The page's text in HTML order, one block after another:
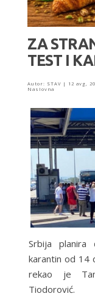
ZA
TEST I
Autor: STAV| 12 avg,
Naslovna
Srbija
karantin od 14
rekao je
Tiodorović.